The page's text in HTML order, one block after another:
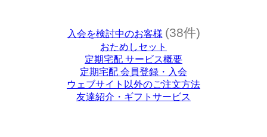
入会を検討中のお客様 (38件)
おためしセット
定期宅配 サービス概要
定期宅配 会員登録・入会
ウェブサイト以外のご注文方法
友達紹介・ギフトサービス